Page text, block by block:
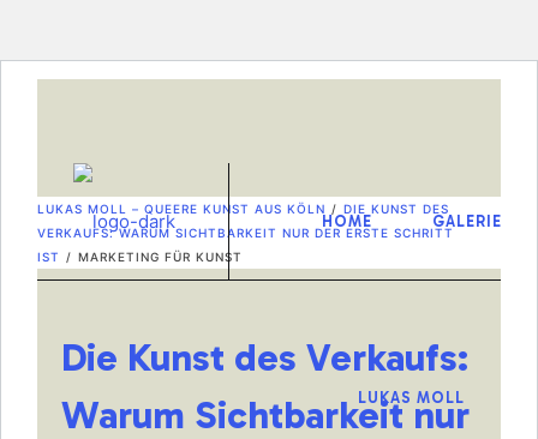
HOME GALERIE
LUKAS MOLL
LUKAS MOLL – QUEERE KUNST AUS KÖLN / DIE KUNST DES
VERKAUFS: WARUM SICHTBARKEIT NUR DER ERSTE SCHRITT
IST
/ MARKETING FÜR KUNST
Die Kunst des Verkaufs:
Warum Sichtbarkeit nur